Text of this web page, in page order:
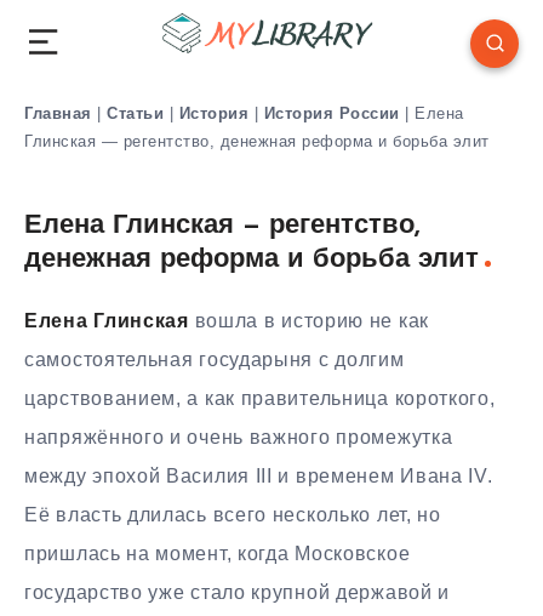
Главная | Статьи | История | История России | Елена
Глинская — регентство, денежная реформа и борьба элит
Елена Глинская — регентство,
денежная реформа и борьба элит
Елена Глинская вошла в историю не как
самостоятельная государыня с долгим
царствованием, а как правительница короткого,
напряжённого и очень важного промежутка
между эпохой Василия III и временем Ивана IV.
Её власть длилась всего несколько лет, но
пришлась на момент, когда Московское
государство уже стало крупной державой и